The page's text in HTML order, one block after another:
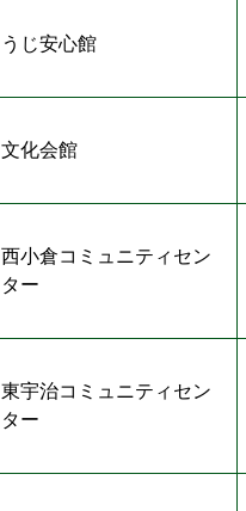
うじ安心館
文化会館
西小倉コミュニティセン
ター
東宇治コミュニティセン
ター